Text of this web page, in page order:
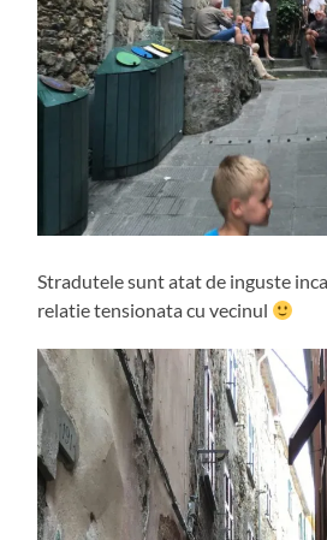
Stradutele sunt atat de inguste
relatie tensionata cu vecinul